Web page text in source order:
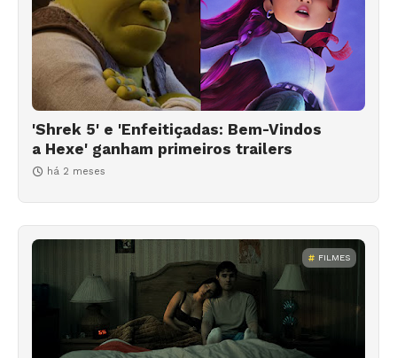
'Shrek 5' e 'Enfeitiçadas: Bem-Vindos
a Hexe' ganham primeiros trailers
há 2 meses
FILMES